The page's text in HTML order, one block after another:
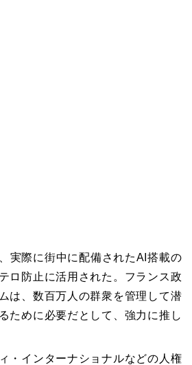
実際に街中に配備されたAI搭載の
ロ防止に活用された。フランス政
は、数百万人の群衆を管理して潜
ために必要だとして、強力に推し
・インターナショナルなどの人権